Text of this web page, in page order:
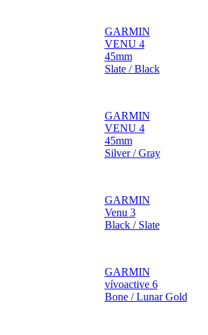
GARMIN
VENU 4
45mm
Slate / Black
GARMIN
VENU 4
45mm
Silver / Gray
GARMIN
Venu 3
Black / Slate
GARMIN
vívoactive 6
Bone / Lunar Gold